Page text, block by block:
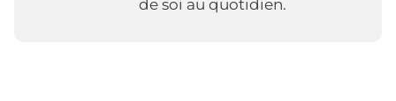
de soi au quotidien.